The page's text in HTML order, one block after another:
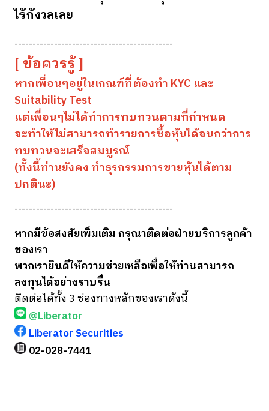
ไรักังวลเลย
--------------------------------------------
[ ข้อควรรู้ ]
หากเพื่อนๆอยู่ในเกณฑ์ที่ต้องทำ KYC และ
Suitability Test
แต่เพื่อนๆไม่ได้ทำการทบทวนตามที่กำหนด
จะทำให้ไม่สามารถทำรายการซื้อหุ้นได้จนกว่าการ
ทบทวนจะเสร็จสมบูรณ์
(ทั้งนี้ท่านยังคง ทำธุรกรรมการขายหุ้นได้ตาม
ปกตินะ)
--------------------------------------------
หากมีข้อสงสัยเพิ่มเติม กรุณาติดต่อฝ่ายบริการลูกค้า
ของเรา
พวกเรายินดีให้ความช่วยเหลือเพื่อให้ท่านสามารถ
ลงทุนได้อย่างราบรื่น
ติดต่อได้ทั้ง 3 ช่องทางหลักของเราดังนี้
@Liberator
Liberator Securities
02-028-7441